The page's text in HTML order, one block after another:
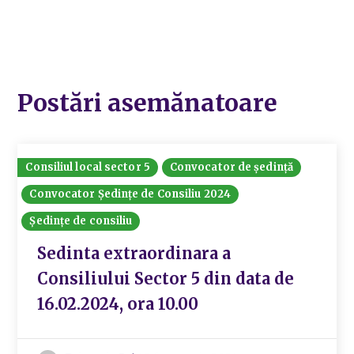
Postări asemănatoare
Consiliul local sector 5
Convocator de ședință
Convocator Ședințe de Consiliu 2024
Ședințe de consiliu
Sedinta extraordinara a
Consiliului Sector 5 din data de
16.02.2024, ora 10.00